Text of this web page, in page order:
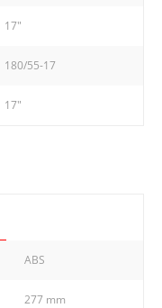
17"
180/55-17
17"
ABS
277 mm